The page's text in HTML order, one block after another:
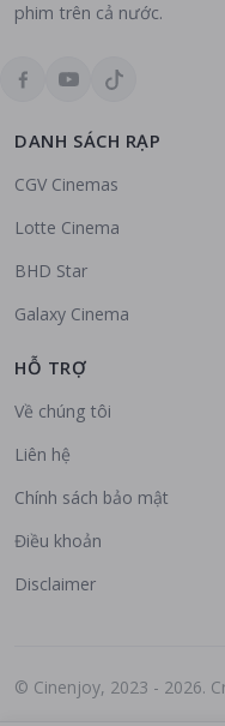
phim trên cả nước.
DANH SÁCH RẠP
CGV Cinemas
Lotte Cinema
BHD Star
Galaxy Cinema
HỖ TRỢ
Về chúng tôi
Liên hệ
Chính sách bảo mật
Điều khoản
Disclaimer
© Cinenjoy, 2023 - 2026.